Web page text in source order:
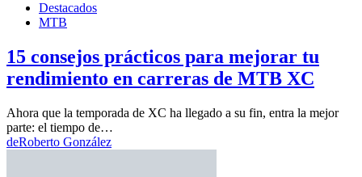
Destacados
MTB
15 consejos prácticos para mejorar tu
rendimiento en carreras de MTB XC
Ahora que la temporada de XC ha llegado a su fin, entra la mejor
parte: el tiempo de…
deRoberto González